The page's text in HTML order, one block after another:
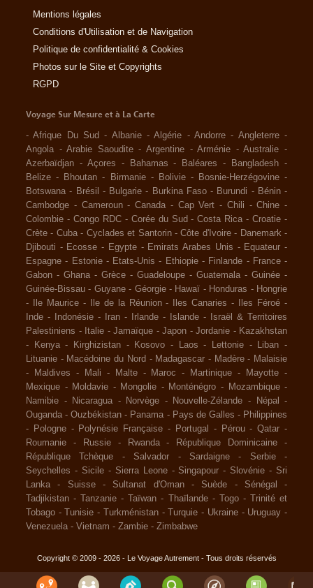
Mentions légales
Conditions d'Utilisation et de Navigation
Politique de confidentialité & Cookies
Photos sur le Site et Copyrights
RGPD
Voyage Sur Mesure et à La Carte
-Afrique Du Sud - Albanie -Algérie -Andorre - Angleterre -
Angola -Arabie Saoudite -Argentine -Arménie -Australie -
Azerbaïdjan - Açores - Bahamas - Baléares - Bangladesh -
Belize - Bhoutan - Birmanie - Bolivie - Bosnie-Herzégovine -
Botswana - Brésil - Bulgarie - Burkina Faso - Burundi - Bénin -
Cambodge - Cameroun - Canada - Cap Vert - Chili -Chine -
Colombie - Congo RDC - Corée du Sud -Costa Rica -Croatie -
Crète - Cuba - Cyclades et Santorin -Côte d'Ivoire - Danemark -
Djibouti - Ecosse - Egypte - Emirats Arabes Unis - Equateur -
Espagne - Estonie - Etats-Unis - Ethiopie - Finlande - France -
Gabon - Ghana - Grèce - Guadeloupe - Guatemala - Guinée -
Guinée-Bissau - Guyane - Géorgie - Hawaï - Honduras - Hongrie
-
Ile Maurice - Ile de la Réunion - Iles Canaries - Iles Féroé -
Inde - Indonésie - Iran - Irlande - Islande -
Israël & Territoires
Palestiniens - Italie - Jamaïque - Japon - Jordanie - Kazakhstan
-
Kenya - Kirghizistan - Kosovo - Laos - Lettonie - Liban -
Lituanie - Macédoine du Nord - Madagascar - Madère - Malaisie
-
Maldives - Mali - Malte - Maroc - Martinique - Mayotte -
Mexique - Moldavie - Mongolie - Monténégro - Mozambique -
Namibie - Nicaragua - Norvège - Nouvelle-Zélande - Népal
-
Ouganda -Ouzbékistan - Panama - Pays de Galles - Philippines
-
Pologne - Polynésie Française - Portugal - Pérou -Qatar -
Roumanie
- Russie - Rwanda - République Dominicaine
-
République Tchèque
- Salvador - Sardaigne - Serbie
-
Seychelles - Sicile - Sierra Leone - Singapour - Slovénie - Sri
Lanka
- Suisse - Sultanat d'Oman - Suède - Sénégal
-
Tadjikistan -Tanzanie -Taïwan - Thaïlande - Togo - Trinité et
Tobago -Tunisie - Turkménistan -Turquie - Ukraine - Uruguay -
Venezuela - Vietnam - Zambie - Zimbabwe
Copyright © 2009 - 2026 - Le Voyage Autrement - Tous droits réservés